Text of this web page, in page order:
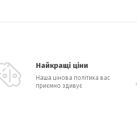
Найкращі ціни
Наша цінова політика вас
приємно здивує